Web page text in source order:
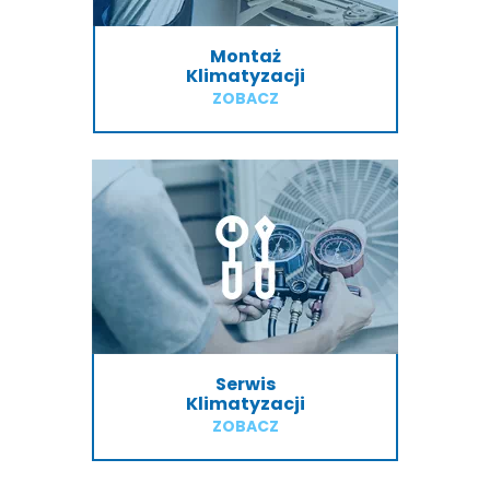
Montaż
Klimatyzacji
ZOBACZ
Serwis
Klimatyzacji
ZOBACZ